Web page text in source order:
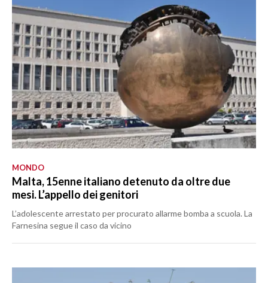
MONDO
Malta, 15enne italiano detenuto da oltre due
mesi. L’appello dei genitori
L’adolescente arrestato per procurato allarme bomba a scuola. La
Farnesina segue il caso da vicino